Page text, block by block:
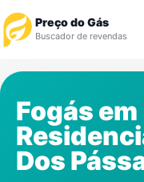
Preço do Gás
Buscador de revendas
Revendedor
Notícias
Fogás em
Dos